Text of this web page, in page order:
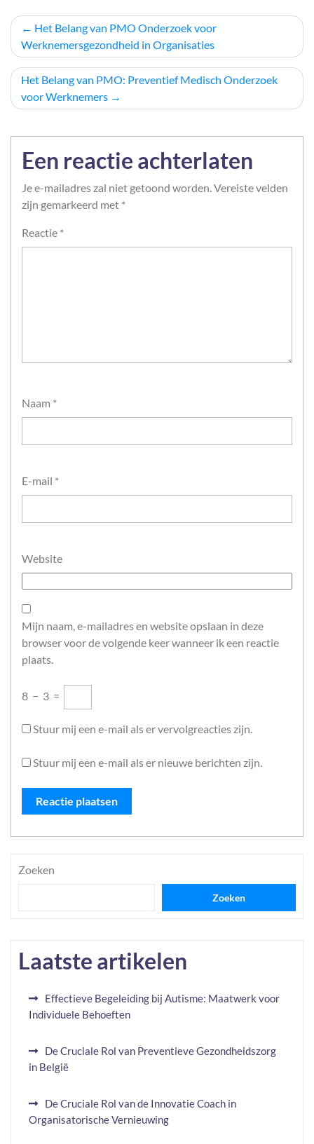
Berichtnavigatie
Het Belang van PMO Onderzoek voor
Werknemersgezondheid in Organisaties
Het Belang van PMO: Preventief Medisch Onderzoek
voor Werknemers
Een reactie achterlaten
Je e-mailadres zal niet getoond worden.Vereiste velden
zijn gemarkeerd met *
Reactie *
Naam *
E-mail *
Website
Mijn naam, e-mailadres en website opslaan in deze
browser voor de volgende keer wanneer ik een reactie
plaats.
8 − 3 =
Stuur mij een e-mail als er vervolgreacties zijn.
Stuur mij een e-mail als er nieuwe berichten zijn.
Zoeken
Zoeken
Laatste artikelen
Effectieve Begeleiding bij Autisme: Maatwerk voor
Individuele Behoeften
De Cruciale Rol van Preventieve Gezondheidszorg
in België
De Cruciale Rol van de Innovatie Coach in
Organisatorische Vernieuwing